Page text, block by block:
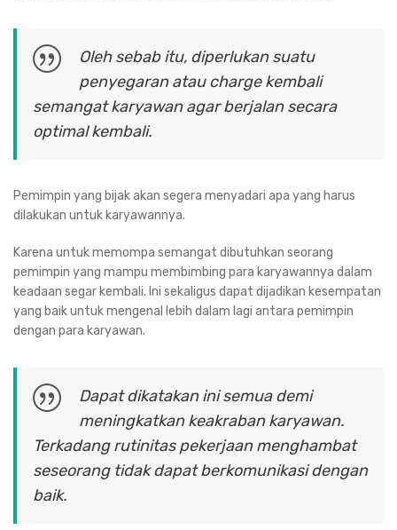
Oleh sebab itu, diperlukan suatu
penyegaran atau charge kembali
semangat karyawan agar berjalan secara
optimal kembali.
Pemimpin yang bijak akan segera menyadari apa yang harus
dilakukan untuk karyawannya.
Karena untuk memompa semangat dibutuhkan seorang
pemimpin yang mampu membimbing para karyawannya dalam
keadaan segar kembali. Ini sekaligus dapat dijadikan kesempatan
yang baik untuk mengenal lebih dalam lagi antara pemimpin
dengan para karyawan.
Dapat dikatakan ini semua demi
meningkatkan keakraban karyawan.
Terkadang rutinitas pekerjaan menghambat
seseorang tidak dapat berkomunikasi dengan
baik.